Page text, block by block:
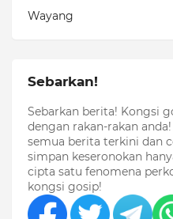
Wayang
Sebarkan!
Sebarkan berita! Kongsi
dengan rakan-rakan
semua berita terkini dan
simpan keseronokan
cipta satu fenomena
kongsi gosip!